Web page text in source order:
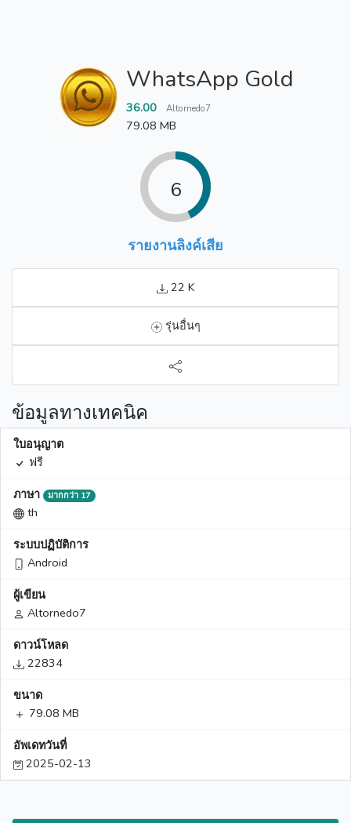
WhatsApp Gold
36.00 Altornedo7
79.08 MB
6
รายงานลิงค์เสีย
22 K
รุ่นอื่นๆ
ข้อมูลทางเทคนิค
ใบอนุญาต
ฟรี
ภาษา มากกว่า 17
th
ระบบปฏิบัติการ
Android
ผู้เขียน
Altornedo7
ดาวน์โหลด
22834
ขนาด
79.08 MB
อัพเดทวันที่
2025-02-13